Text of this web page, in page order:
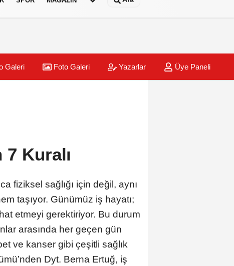
Galeri Foto Galeri Yazarlar Üye Paneli
7 Kuralı
fiziksel sağlığı için değil, aynı
taşıyor. Günümüz iş hayatı;
etmeyi gerektiriyor. Bu durum
arasında her geçen gün
ve kanser gibi çeşitli sağlık
Dyt. Berna Ertuğ, iş